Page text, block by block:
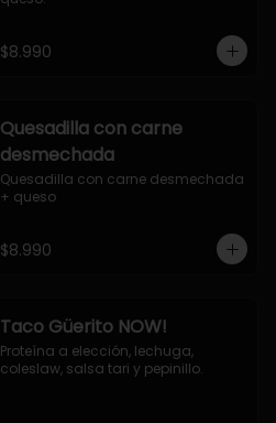
$8.990
Quesadilla con carne
desmechada
Quesadilla con carne desmechada
+ queso
$8.990
Taco Güerito NOW!
Proteína a elección, lechuga,
coleslaw, salsa tari y pepinillo.